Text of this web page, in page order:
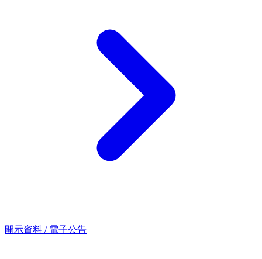
開示資料 / 電子公告